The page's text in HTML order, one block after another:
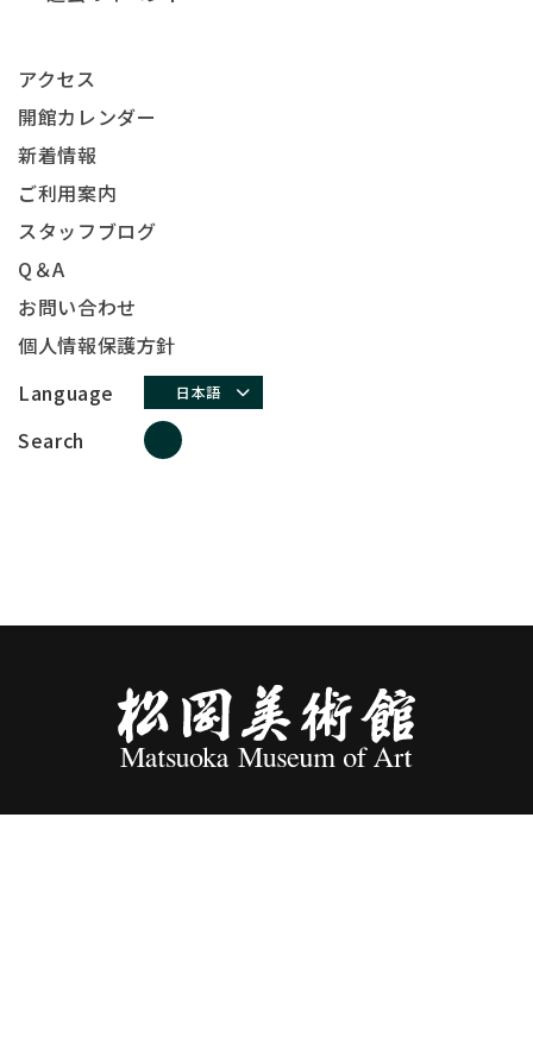
アクセス
開館カレンダー
新着情報
ご利用案内
スタッフブログ
Q＆A
お問い合わせ
個人情報保護方針
Language
日本語
Search